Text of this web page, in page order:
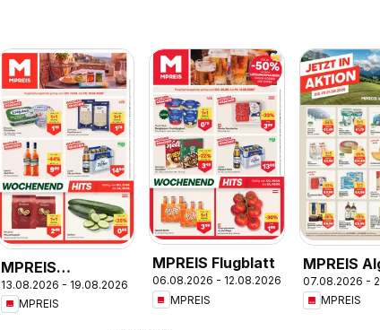
MPREIS
Altenmarkt im
Pongau
13.08.2026 - 19.08.2026
MPREIS
MPREIS Flugblatt
06.08.2026 - 12.08.2026
MPREIS
MPREIS
07.08.2026 -
MPREIS